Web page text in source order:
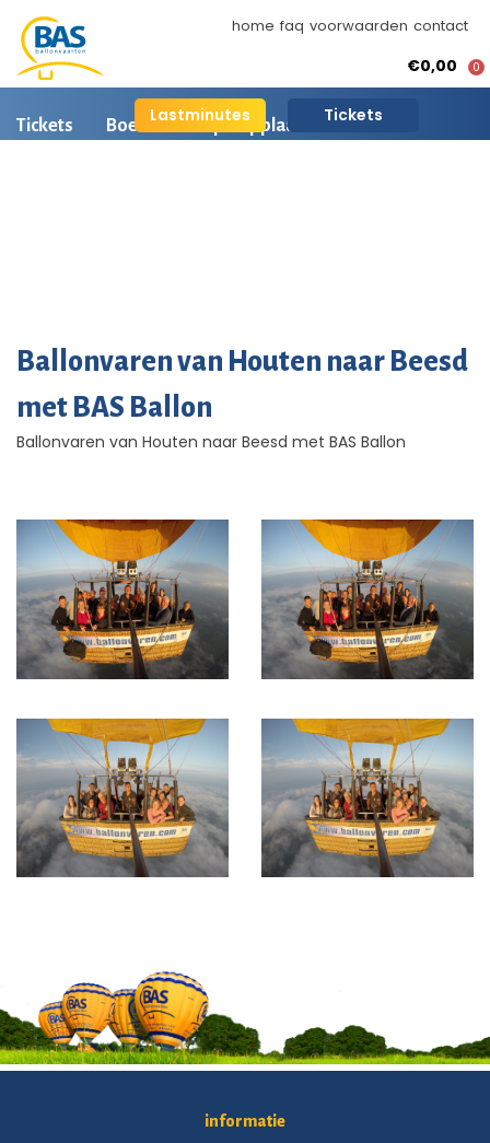
home faq voorwaarden contact
Lastminutes Tickets
€0,00 0
Tickets Boeken Opstapplaatsen
Ballonvaren van Houten naar Beesd
met BAS Ballon
Ballonvaren van Houten naar Beesd met BAS Ballon
informatie